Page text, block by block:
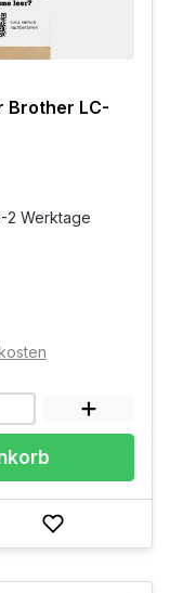
Brother LC-
2 Werktage